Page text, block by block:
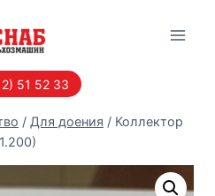
51 52 33
/ Для доения / Коллектор